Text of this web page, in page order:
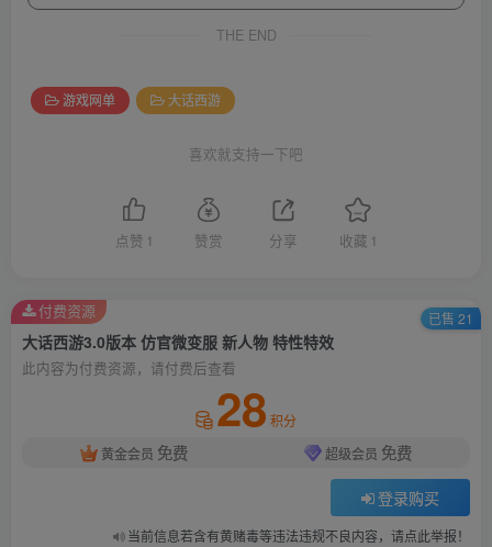
THE END
游戏网单 大话西游
喜欢就支持一下吧
点赞 1 赞赏 分享 收藏 1
大话西游3.0版本 仿官微变服 新人物 特性特效
此内容为付费资源，请付费后查看
28 积分
黄金会员 免费 超级会员 免费
登录购买
当前信息若含有黄赌毒等违法违规不良内容，请点此举报！
付费资源 已售 21